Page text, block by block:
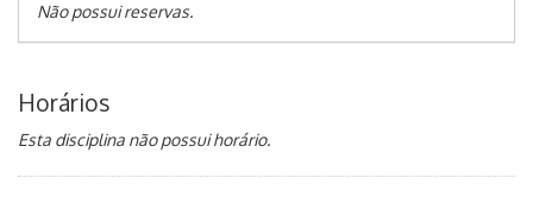
Não possui reservas.
Horários
Esta disciplina não possui horário.